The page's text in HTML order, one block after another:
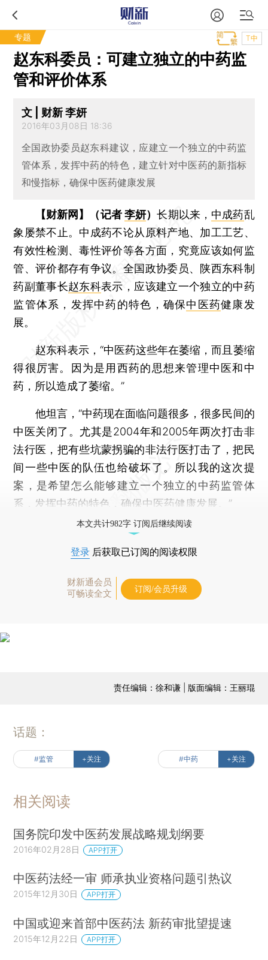
专题 T中
赵东科委员：可建立独立的中药监
管和评价体系
文 | 财新 李妍
2016年03月08日 18:36
全国政协委员赵东科建议，应建立一个独立的中药监
管体系，发挥中药的特色，建立针对中医药的新指标
和慢指标，确保中医药健康发展
【财新网】（记者李妍）长期以来， 中成药乱
象屡禁不止。中成药不论从原料产地、加工工艺、
有效性检测、毒性评价等各方面，究竟应该如何监
管、评价都存有争议。全国政协委员、陕西东科制
药副董事长赵东科表示，应该建立一个独立的中药
监管体系，发挥中药的特色，确保中医药健康发
展。
赵东科表示，“中医药这些年在萎缩，而且萎缩
得很厉害。因为是用西药的思想来管理中医和中
药，所以造成了萎缩。”
他坦言，“中药现在面临问题很多，很多民间的
中医关闭了。尤其是2004年和2005年两次打击非
法行医，把有些坑蒙拐骗的非法行医打击了，把民
间一些中医的队伍也给破坏了。所以我的这次提
案，是希望怎么能够建立一个独立的中药监管体
系，发挥中药的特色，确保中医药健康发展。”
本文共计982字 订阅后继续阅读
登录 后获取已订阅的阅读权限
财新通会员
可畅读全文
订阅/会员升级
责任编辑：徐和谦 | 版面编辑：王丽琨
话题：
#监管 +关注 #中药 +关注
相关阅读
国务院印发中医药发展战略规划纲要
2016年02月28日 APP打开
中医药法经一审 师承执业资格问题引热议
2015年12月30日 APP打开
中国或迎来首部中医药法 新药审批望提速
2015年12月22日 APP打开